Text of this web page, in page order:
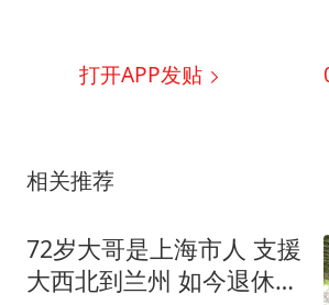
打开APP发贴
相关推荐
72岁大哥是上海市人 支援
大西北到兰州 如今退休安